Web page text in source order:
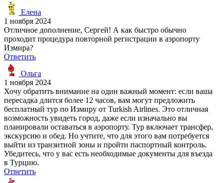
Елена
1 ноября 2024
Отличное дополнение, Сергей! А как быстро обычно
проходит процедура повторной регистрации в аэропорту
Измира?
Ответить
Ольга
1 ноября 2024
Хочу обратить внимание на один важный момент: если ваша
пересадка длится более 12 часов, вам могут предложить
бесплатный тур по Измиру от Turkish Airlines. Это отличная
возможность увидеть город, даже если изначально вы
планировали оставаться в аэропорту. Тур включает трансфер,
экскурсию и обед. Но учтите, что для этого вам потребуется
выйти из транзитной зоны и пройти паспортный контроль.
Убедитесь, что у вас есть необходимые документы для въезда
в Турцию.
Ответить